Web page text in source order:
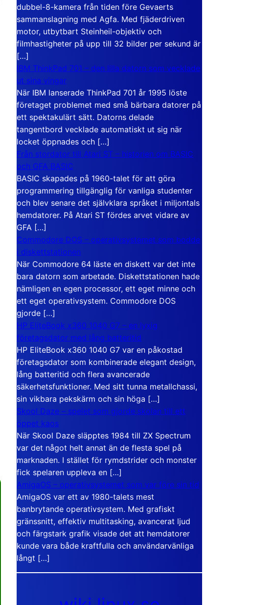
dubbel-8-kamera från tiden före Gevaerts
sammanslagning med Agfa. Med fjäderdriven
motor, utbytbart Steinheil-objektiv och
filmhastigheter på upp till 32 bilder per sekund är
[…]
IBM ThinkPad 701 – den lilla datorn som vecklade
ut sina vingar
När IBM lanserade ThinkPad 701 år 1995 löste
företaget problemet med små bärbara datorer på
ett spektakulärt sätt. Datorns delade
tangentbord vecklade automatiskt ut sig när
locket öppnades och […]
Från stordator till Atari ST – historien om BASIC
och GFA BASIC
BASIC skapades på 1960-talet för att göra
programmering tillgänglig för vanliga studenter
och blev senare det självklara språket i miljontals
hemdatorer. På Atari ST fördes arvet vidare av
GFA […]
Commodore DOS – operativsystemet som bodde
i diskettstationen
När Commodore 64 läste en diskett var det inte
bara datorn som arbetade. Diskettstationen hade
nämligen en egen processor, ett eget minne och
ett eget operativsystem. Commodore DOS
gjorde […]
HP EliteBook x360 1040 G7 – en lyxig
företagsdator med lång batteritid
HP EliteBook x360 1040 G7 var en påkostad
företagsdator som kombinerade elegant design,
lång batteritid och flera avancerade
säkerhetsfunktioner. Med sitt tunna metallchassi,
sin vikbara pekskärm och sin höga […]
Skool Daze – spelet som gjorde skolan till ett
öppet kaos
När Skool Daze släpptes 1984 till ZX Spectrum
var det något helt annat än de flesta spel på
marknaden. I stället för rymdstrider och monster
fick spelaren uppleva en […]
AmigaOS – operativsystemet som var före sin tid
AmigaOS var ett av 1980-talets mest
banbrytande operativsystem. Med grafiskt
gränssnitt, effektiv multitasking, avancerat ljud
och färgstark grafik visade det att hemdatorer
kunde vara både kraftfulla och användarvänliga
långt […]